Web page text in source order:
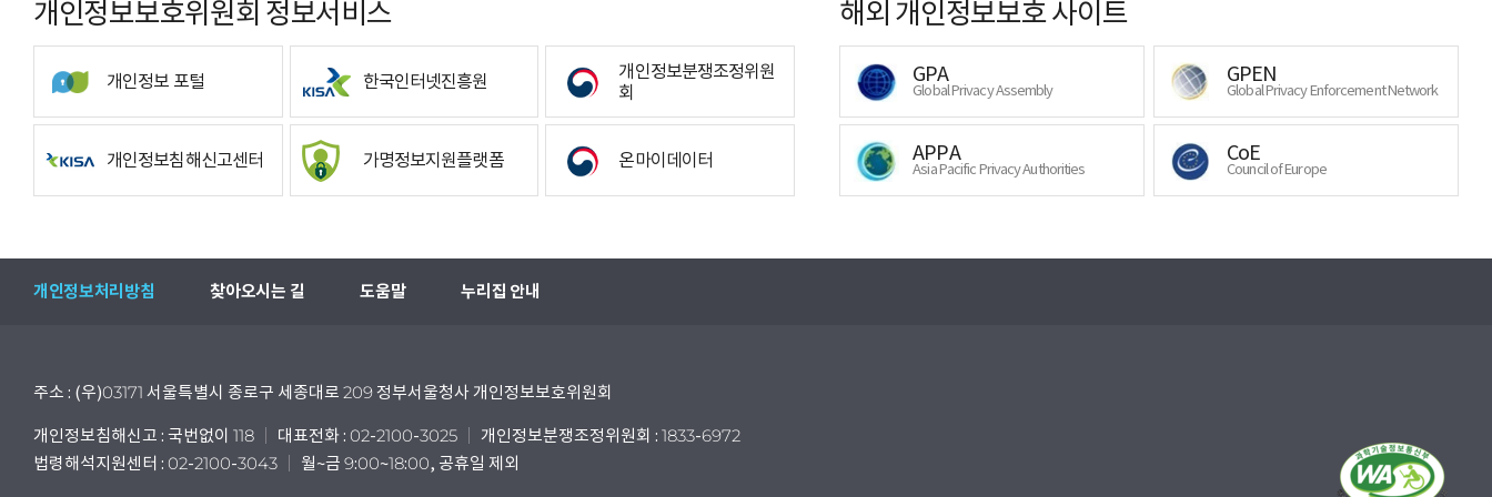
개인정보보호위원회 정보서비스
개인정보 포털 한국인터넷진흥원
개인정보분쟁조정위원
회
개인정보침해신고센터 가명정보지원플랫폼 온마이데이터
해외 개인정보보호 사이트
GPA
Global Privacy Assembly
GPEN
Global Privacy Enforcement Network
APPA
Asia Pacific Privacy Authorities
CoE
Council of Europe
개인정보처리방침 찾아오시는 길 도움말 누리집 안내
주소 : (우)03171 서울특별시 종로구 세종대로 209 정부서울청사 개인정보보호위원회
개인정보침해신고 : 국번없이 118 대표전화 : 02-2100-3025
개인정보분쟁조정위원회 : 1833-6972
법령해석지원센터 : 02-2100-3043
월~금 9:00~18:00, 공휴일 제외